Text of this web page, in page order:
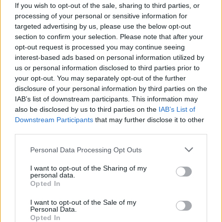
If you wish to opt-out of the sale, sharing to third parties, or
processing of your personal or sensitive information for
targeted advertising by us, please use the below opt-out
section to confirm your selection. Please note that after your
opt-out request is processed you may continue seeing
interest-based ads based on personal information utilized by
us or personal information disclosed to third parties prior to
your opt-out. You may separately opt-out of the further
disclosure of your personal information by third parties on the
IAB’s list of downstream participants. This information may
also be disclosed by us to third parties on the IAB’s List of
Downstream Participants that may further disclose it to other
Personal Data Processing Opt Outs
I want to opt-out of the Sharing of my
personal data.
Opted In
I want to opt-out of the Sale of my
Personal Data.
Opted In
Deputados do PSD saúdam Banda
Sinfónica da ARMAB pelo 1º lugar no
certame internacional de Valência
Capacita Jovem de Poiares aproxima
jovens ao mundo do trabalho